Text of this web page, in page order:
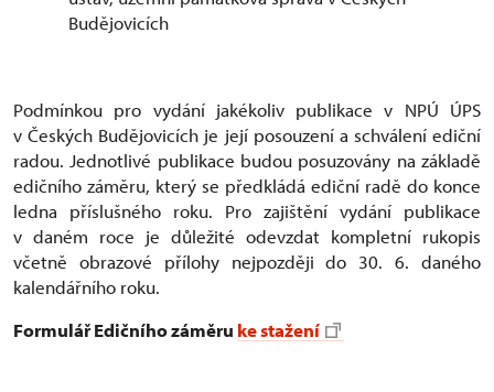
Budějovicích
Podmínkou pro vydání jakékoliv publikace v NPÚ ÚPS
v Českých Budějovicích je její posouzení a schválení ediční
radou. Jednotlivé publikace budou posuzovány na základě
edičního záměru, který se předkládá ediční radě do konce
ledna příslušného roku. Pro zajištění vydání publikace
v daném roce je důležité odevzdat kompletní rukopis
včetně obrazové přílohy nejpozději do 30. 6. daného
kalendářního roku.
Formulář Edičního záměru ke stažení